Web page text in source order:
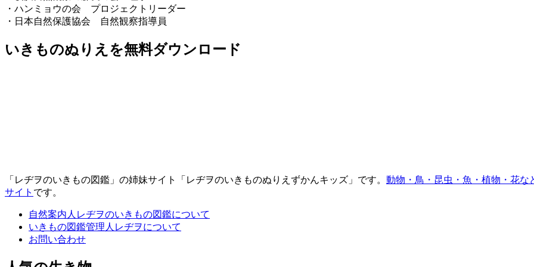
・ハンミョウの会 プロジェクトリーダー
・日本自然保護協会 自然観察指導員
いきものぬりえを無料ダウンロード
「レヂヲのいきもの図鑑」の姉妹サイト「レヂヲのいきものぬりえずかんキッズ」です。 動物・鳥・昆虫・魚・植物・花
サイト です。
自然案内人レヂヲのいきもの図鑑について
いきもの図鑑管理人レヂヲについて
お問い合わせ